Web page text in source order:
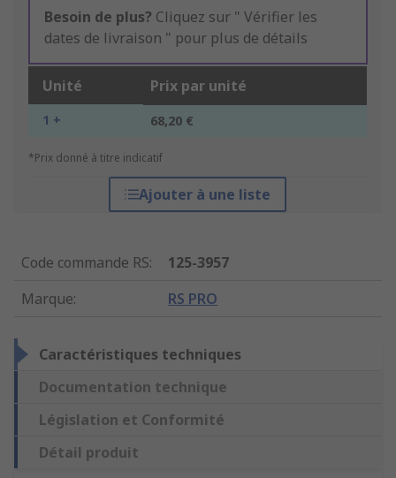
Besoin de plus? Cliquez sur " Vérifier les
dates de livraison " pour plus de détails
Unité Prix par unité
1 + 68,20 €
*Prix donné à titre indicatif
Ajouter à une liste
Code commande RS:
125-3957
Marque: RS PRO
Caractéristiques techniques
Documentation technique
Législation et Conformité
Détail produit